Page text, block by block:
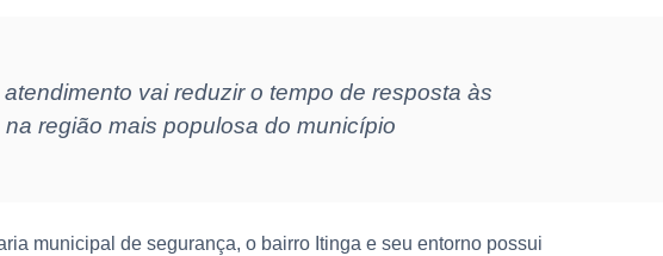
vai reduzir o tempo de resposta às
região mais populosa do município
municipal de segurança, o bairro Itinga e seu entorno possui